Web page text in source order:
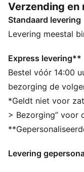
ALLE INS EN OUTS
Gemaakt van
DETAILS
Fleece
Normale lengte
Met capuchon
Lange mouwen
Kangoeroezak
PUMA voor
kinderen tussen 8
Verzending en
Standaard levering
Levering meestal
Express levering**
Bestel vóór 14:00
bezorging de
*Geldt niet voor
> Bezorging” voor
Levering